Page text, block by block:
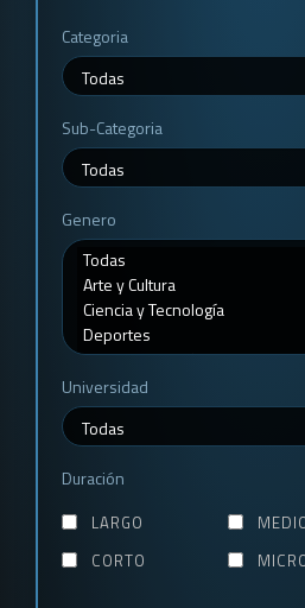
Categoria
Sub-Categoria
Genero
Universidad
Duración
LARGO
CORTO